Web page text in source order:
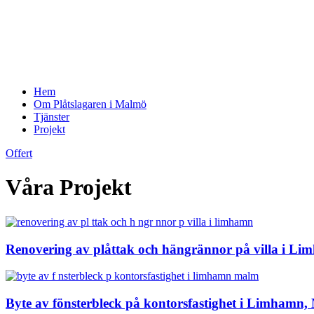
Hem
Om Plåtslagaren i Malmö
Tjänster
Projekt
Offert
Våra Projekt
Renovering av plåttak och hängrännor på villa i
Byte av fönsterbleck på kontorsfastighet i Limhamn,